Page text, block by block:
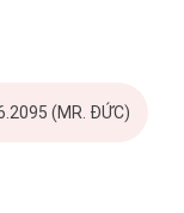
(MR. ĐỨC)